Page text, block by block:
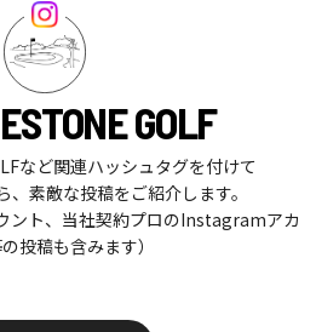
GOLF
など関連ハッシュタグを付けて
、素敵な投稿をご紹介します。
ント、当社契約プロのInstagramアカ
投稿も含みます）